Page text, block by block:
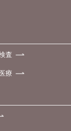
査
療